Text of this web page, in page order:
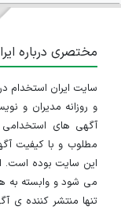
کارشناس
۵ سال پیش
مدیر
تهران
۵ سال پیش
مختصری درباره
و روزانه مدیران و
آگهی های
مطلوب و با کیفیت
این سایت بوده است.
می شود و وابسته به
تنها منتشر کننده ی